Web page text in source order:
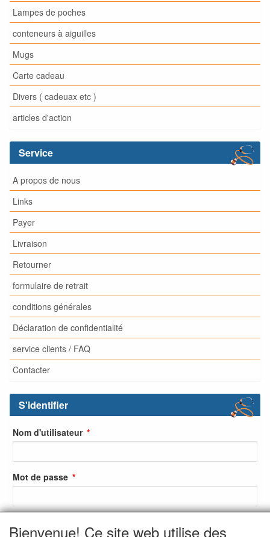
Lampes de poches
conteneurs à aiguilles
Mugs
Carte cadeau
Divers ( cadeuax etc )
articles d'action
Service
A propos de nous
Links
Payer
Livraison
Retourner
formulaire de retrait
conditions générales
Déclaration de confidentialité
service clients / FAQ
Contacter
S'identifier
Nom d'utilisateur
Mot de passe
S'identifier
Bienvenue! Ce site web utilise des